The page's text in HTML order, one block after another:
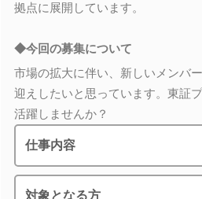
拠点に展開しています。
◆今回の募集について
市場の拡大に伴い、新しいメンバ
迎えしたいと思っています。東証
活躍しませんか？
仕事内容
対象となる方